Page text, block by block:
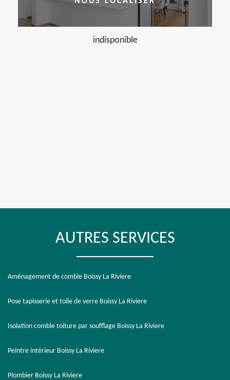
indisponible
AUTRES SERVICES
Aménagement de comble Boissy La Riviere
Pose tapisserie et toile de verre Boissy La Riviere
Isolation comble toiture par soufflage Boissy La Riviere
Peintre intérieur Boissy La Riviere
Plombier Boissy La Riviere